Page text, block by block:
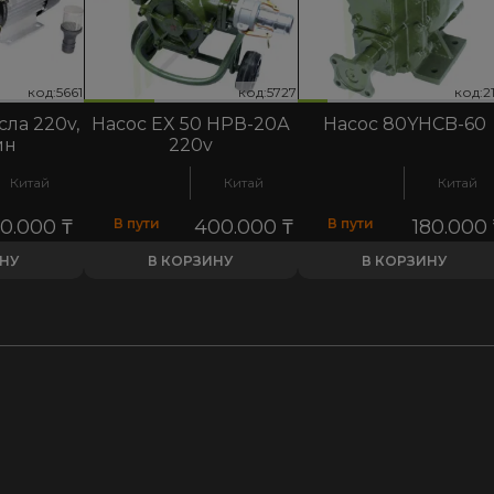
код:5661 код:5661
220v,
Китай
₸
код:5727 код:5727
Насос EX 50 НРВ-20А
220v
Китай
В пути 400.000₸
В КОРЗИНУ
код:2192 код:2192
Насос 80YHCB-60
Китай
В пути 180.000
В КОРЗИНУ